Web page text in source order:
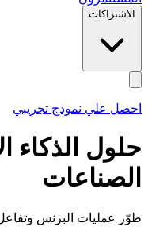
الاشتراكات
احصل علي نموذج تجريبي
حلول الذكاء
الصناعات
طوّر عمليات البزنس وتفاعل